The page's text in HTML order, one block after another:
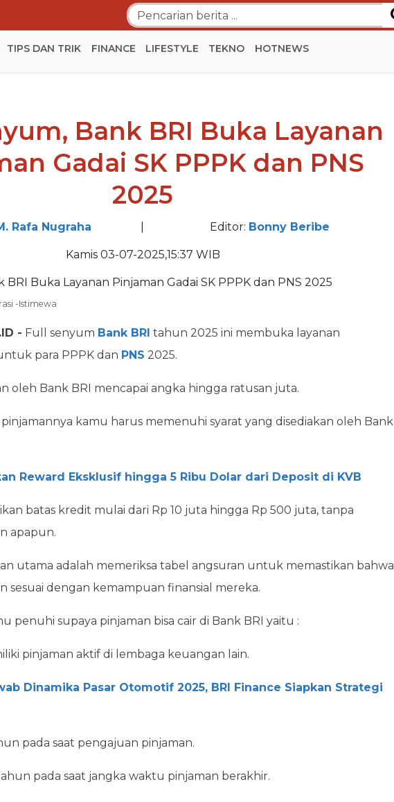
TIPS DAN TRIK FINANCE LIFESTYLE TEKNO HOTNEWS
Bank BRI Buka Layanan
Gadai SK PPPK dan PNS
2025
Rafa Nugraha Editor: Bonny Beribe
Kamis 03-07-2025,15:37 WIB
-Istimewa
- Full senyum Bank BRI tahun 2025 ini membuka layanan
para PPPK dan PNS 2025.
oleh Bank BRI mencapai angka hingga ratusan juta.
kamu harus memenuhi syarat yang disediakan oleh Bank
Reward Eksklusif hingga 5 Ribu Dolar dari Deposit di KVB
batas kredit mulai dari Rp 10 juta hingga Rp 500 juta, tanpa
apapun.
utama adalah memeriksa tabel angsuran untuk memastikan bahwa
sesuai dengan kemampuan finansial mereka.
penuhi supaya pinjaman bisa cair di Bank BRI yaitu :
pinjaman aktif di lembaga keuangan lain.
Dinamika Pasar Otomotif 2025, BRI Finance Siapkan Strategi
pada saat pengajuan pinjaman.
pada saat jangka waktu pinjaman berakhir.